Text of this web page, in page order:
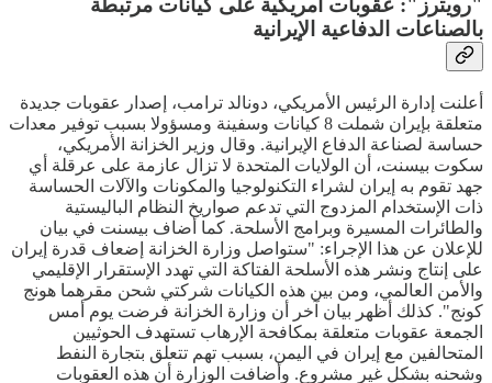
"رويترز": عقوبات أمريكية على كيانات مرتبطة
بالصناعات الدفاعية الإيرانية
أعلنت إدارة الرئيس الأمريكي، دونالد ترامب، إصدار عقوبات جديدة
متعلقة بإيران شملت 8 كيانات وسفينة ومسؤولا بسبب توفير معدات
حساسة لصناعة الدفاع الإيرانية. وقال وزير الخزانة الأمريكي،
سكوت بيسنت، أن الولايات المتحدة لا تزال عازمة على عرقلة أي
جهد تقوم به إيران لشراء التكنولوجيا والمكونات والآلات الحساسة
ذات الإستخدام المزدوج التي تدعم صواريخ النظام الباليستية
والطائرات المسيرة وبرامج الأسلحة. كما أضاف بيسنت في بيان
للإعلان عن هذا الإجراء: "ستواصل وزارة الخزانة إضعاف قدرة إيران
على إنتاج ونشر هذه الأسلحة الفتاكة التي تهدد الإستقرار الإقليمي
والأمن العالمي، ومن بين هذه الكيانات شركتي شحن مقرهما هونج
كونج". كذلك أظهر بيان آخر أن وزارة الخزانة فرضت يوم أمس
الجمعة عقوبات متعلقة بمكافحة الإرهاب تستهدف الحوثيين
المتحالفين مع إيران في اليمن، بسبب تهم تتعلق بتجارة النفط
وشحنه بشكل غير مشروع. وأضافت الوزارة أن هذه العقوبات